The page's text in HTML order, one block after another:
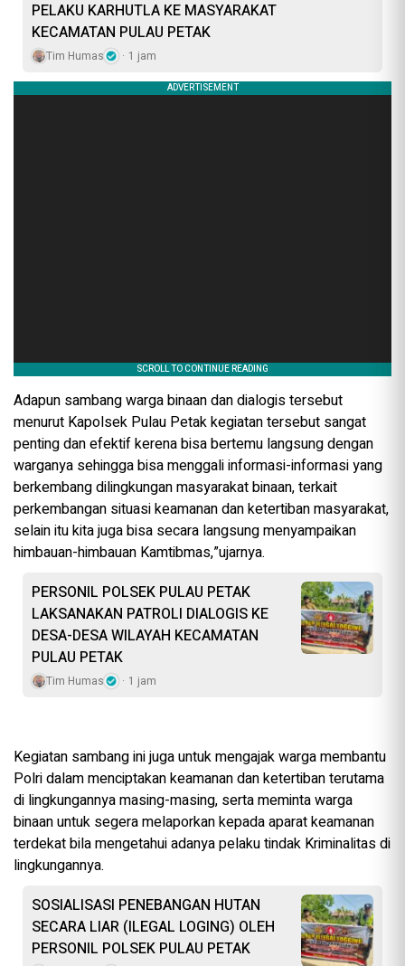
PELAKU KARHUTLA KE MASYARAKAT
KECAMATAN PULAU PETAK
Tim Humas 1 jam
Adapun sambang warga binaan dan dialogis tersebut
menurut Kapolsek Pulau Petak kegiatan tersebut sangat
penting dan efektif kerena bisa bertemu langsung dengan
warganya sehingga bisa menggali informasi-informasi yang
berkembang dilingkungan masyarakat binaan, terkait
perkembangan situasi keamanan dan ketertiban masyarakat,
selain itu kita juga bisa secara langsung menyampaikan
himbauan-himbauan Kamtibmas,”ujarnya.
PERSONIL POLSEK PULAU PETAK
LAKSANAKAN PATROLI DIALOGIS KE
DESA-DESA WILAYAH KECAMATAN
PULAU PETAK
Tim Humas 1 jam
Kegiatan sambang ini juga untuk mengajak warga membantu
Polri dalam menciptakan keamanan dan ketertiban terutama
di lingkungannya masing-masing, serta meminta warga
binaan untuk segera melaporkan kepada aparat keamanan
terdekat bila mengetahui adanya pelaku tindak Kriminalitas di
lingkungannya.
SOSIALISASI PENEBANGAN HUTAN
SECARA LIAR (ILEGAL LOGING) OLEH
PERSONIL POLSEK PULAU PETAK